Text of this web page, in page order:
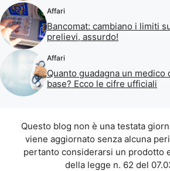
Affari
Bancomat: cambiano i limiti
prelievi, assurdo!
Affari
Quanto guadagna un medico
base? Ecco le cifre ufficiali
Questo blog non è una testata
viene aggiornato senza alcuna
pertanto considerarsi un prodotto
della legge n. 62 del